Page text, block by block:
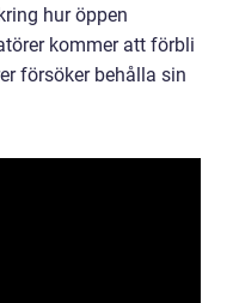
hur öppen
kommer att förbli
försöker behålla sin